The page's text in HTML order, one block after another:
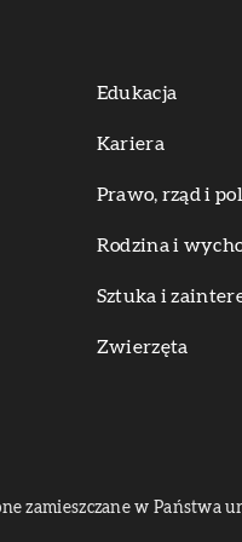
Edukacja
Kariera
Prawo, rząd i
Rodzina i
Sztuka i
Zwierzęta
zamieszczane w Państwa